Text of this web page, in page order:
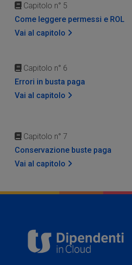
Capitolo n° 5
Come leggere permessi e ROL
Vai al capitolo
Capitolo n° 6
Errori in busta paga
Vai al capitolo
Capitolo n° 7
Conservazione buste paga
Vai al capitolo